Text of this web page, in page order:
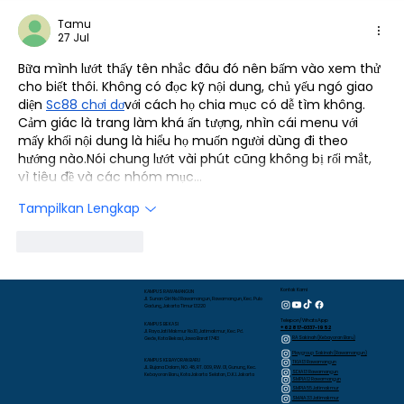
Tamu
27 Jul
Bữa mình lướt thấy tên nhắc đâu đó nên bấm vào xem thử
cho biết thôi. Không có đọc kỹ nội dung, chủ yếu ngó giao
diện Sc88 chơi dơvới cách họ chia mục có dễ tìm không.
Cảm giác là trang làm khá ấn tượng, nhìn cái menu với
mấy khối nội dung là hiểu họ muốn người dùng đi theo
hướng nào.Nói chung lướt vài phút cũng không bị rối mắt,
vì tiêu đề và các nhóm mục…
Tampilkan Lengkap
KAMPUS RAWAMANGUN
Jl. Sunan Giri No.1 Rawamangun, Rawamangun, Kec. Pulo
Gadung, Jakarta Timur 13220
KAMPUS BEKASI
Jl. Raya Jati Makmur No.10, Jatimakmur, Kec. Pd.
Gede, Kota Bekasi, Jawa Barat 17413
KAMPUS KEBAYORAN BARU
JL. Bujana Dalam, NO. 48, RT. 009, RW. 01, Gunung, Kec.
Kebayoran Baru, Kota Jakarta Selatan, D.K.I. Jakarta
Kontak Kami
Telepon/WhatsApp
+62 817-0337-1952
RA Sakinah (Kebayoran Baru)
Playgroup Sakinah (Rawamangun)
TKIA 13 Rawamangun
SDIA 13 Rawamangun
SMPIA 12 Rawamangun
SMPIA 55 Jatimakmur
SMAIA 33 Jatimakmur